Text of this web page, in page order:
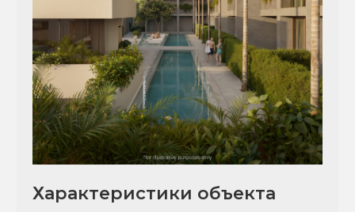
Характеристики объекта